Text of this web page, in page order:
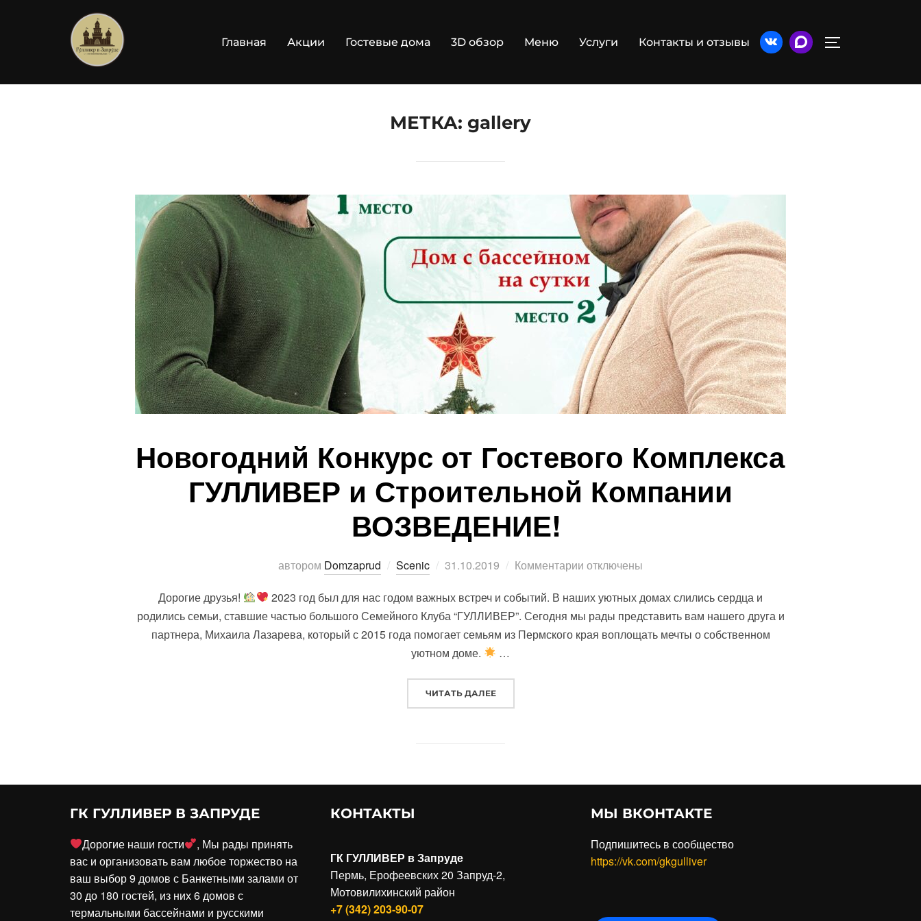
Главная Акции Гостевые дома 3D обзор Меню Услуги Контакты и отзывы
МЕТКА: gallery
Новогодний Конкурс от Гостевого Комплекса
ГУЛЛИВЕР и Строительной Компании
ВОЗВЕДЕНИЕ!
автором Domzaprud Scenic Опубликовано
31.10.2019 Комментарии отключены
Дорогие друзья!
2023 год был для нас годом важных встреч и событий. В наших уютных домах слились сердца и
родились семьи, ставшие частью большого Семейного Клуба “ГУЛЛИВЕР”. Сегодня мы рады представить вам нашего друга и
партнера, Михаила Лазарева, который с 2015 года помогает семьям из Пермского края воплощать мечты о собственном
уютном доме.
…
ЧИТАТЬ ДАЛЕЕ“НОВОГОДНИЙ КОНКУРС ОТ ГОСТЕВОГО КОМПЛЕКСА ГУЛЛИВЕР И СТРОИТЕЛЬНОЙ
ГК ГУЛЛИВЕР В ЗАПРУДЕ
Дорогие наши гости
, Мы рады принять
вас и организовать вам любое торжество на
ваш выбор 9 домов с Банкетными залами от
30 до 180 гостей, из них 6 домов с
термальными бассейнами и русскими
КОНТАКТЫ
ГК ГУЛЛИВЕР в Запруде
Пермь, Ерофеевских 20 Запруд-2,
Мотовилихинский район
+7 (342) 203-90-07
МЫ ВКОНТАКТЕ
Подпишитесь в сообщество
https://vk.com/gkgulliver